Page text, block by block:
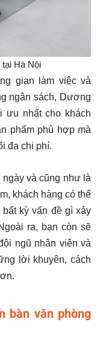
Hà Nội
gian làm việc và
ngân sách, Dương
ưu nhất cho khách
phẩm phù hợp mà
đa chi phí.
và cũng như là
khách hàng có thể
bất kỳ vấn đề gì xảy
ra, bạn còn sẽ
ngũ nhân viên và
lời khuyên, cách
bàn văn phòng